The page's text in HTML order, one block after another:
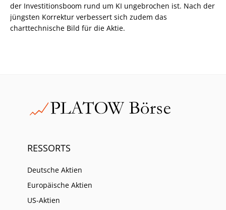
der Investitionsboom rund um KI ungebrochen ist. Nach der
jüngsten Korrektur verbessert sich zudem das
charttechnische Bild für die Aktie.
RESSORTS
Deutsche Aktien
Europäische Aktien
US-Aktien